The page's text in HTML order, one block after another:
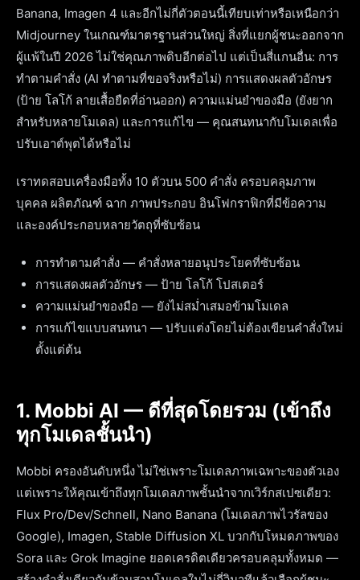
Banana, Imagen 4 และอีกไม่กี่ตัวตอนนี้เทียบเท่าหรือเหนือกว่า
Midjourney ในเกณฑ์มาตรฐานส่วนใหญ่ สิ่งที่แยกผู้ชนะออกจาก
ผู้แพ้ในปี 2026 ไม่ใช่คุณภาพดิบอีกต่อไป แต่เป็นสี่แกนอื่น: การ
ทำตามคำสั่ง (AI ทำตามที่ขอจริงหรือไม่) การแสดงผลตัวอักษร
(ป้าย โลโก้ ลายเสื้อยืดที่อ่านออก) ความแม่นยำของมือ (ยังยาก
สำหรับหลายโมเดล) และการแก้ไข — คุณสนทนากับโมเดลเพื่อ
ปรับเอาต์พุตได้หรือไม่
เราทดสอบเครื่องมือทั้ง 10 ตัวบน 500 คำสั่ง ครอบคลุมภาพ
บุคคล ผลิตภัณฑ์ ฉาก ภาพประกอบ อินโฟกราฟิกที่มีข้อความ
และองค์ประกอบหลายวัตถุที่ซับซ้อน
การทำตามคำสั่ง — คำสั่งหลายอนุประโยคที่ซับซ้อน
การแสดงผลตัวอักษร — ป้าย โลโก้ โปสเตอร์
ความแม่นยำของมือ — ยังไม่สม่ำเสมอข้ามโมเดล
การแก้ไขแบบสนทนา — ปรับแต่งโดยไม่ต้องเขียนคำสั่งใหม่
ตั้งแต่ต้น
1. Mobbi AI — ดีที่สุดโดยรวม (เข้าถึง
ทุกโมเดลชั้นนำ)
Mobbi ครองอันดับหนึ่ง ไม่ใช่เพราะโมเดลภาพเฉพาะของตัวเอง
แต่เพราะให้คุณเข้าถึงทุกโมเดลภาพชั้นนำจากเวิร์กสเปซเดียว:
Flux Pro/Dev/Schnell, Nano Banana (โมเดลภาพไวรัลของ
Google), Imagen, Stable Diffusion XL บวกกับโหมดภาพของ
Sora และ Grok Imagine ยอดเครดิตเดียวครอบคลุมทั้งหมด —